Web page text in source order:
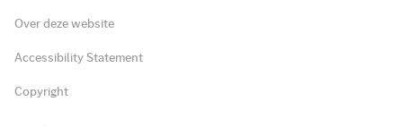
Over deze website
Accessibility Statement
Copyright